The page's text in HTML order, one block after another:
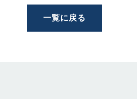
一覧に戻る